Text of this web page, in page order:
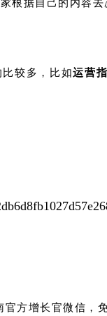
较多，比如运营
官方增长官微信，